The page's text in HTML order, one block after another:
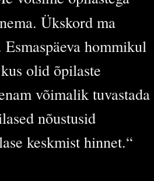
Ükskord ma
hommikul
olid õpilaste
võimalik tuvastada
nõustusid
keskmist hinnet.“